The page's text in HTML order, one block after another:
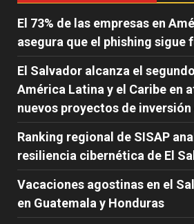
El 73% de las empresas en
asegura que el phishing sigue
El Salvador alcanza el
América Latina y el Caribe en
nuevos proyectos de
Ranking regional de SISAP
resiliencia cibernética de El
Vacaciones agostinas en el
en Guatemala y Honduras